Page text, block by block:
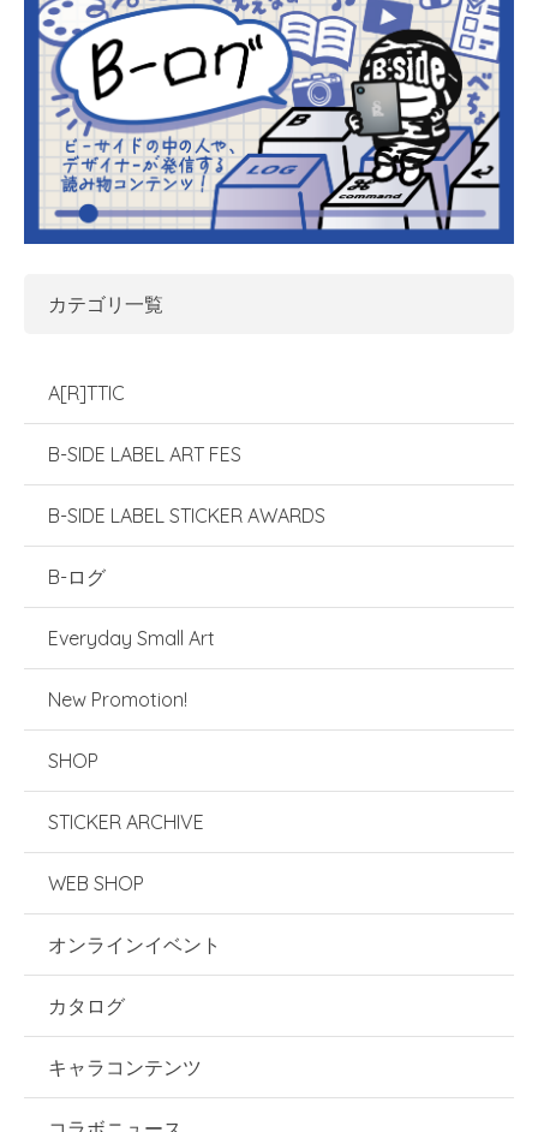
カテゴリ一覧
A[R]TTIC
B-SIDE LABEL ART FES
B-SIDE LABEL STICKER AWARDS
B-ログ
Everyday Small Art
New Promotion!
SHOP
STICKER ARCHIVE
WEB SHOP
オンラインイベント
カタログ
キャラコンテンツ